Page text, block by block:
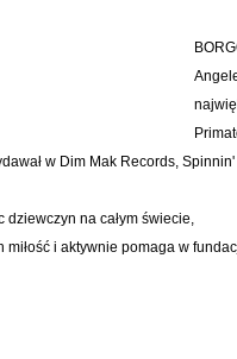
w Dim Mak Records,
na całym świecie,
i aktywnie pomaga w